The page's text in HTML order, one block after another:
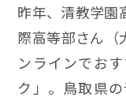
昨年、清教学園
際高等部さん（
ンラインでお
ク」。鳥取県